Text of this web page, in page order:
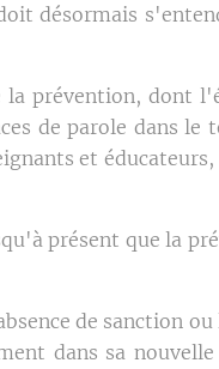
désormais
prévention, dont
de parole dans le
et éducateurs,
présent que la
de sanction
dans sa nouvelle